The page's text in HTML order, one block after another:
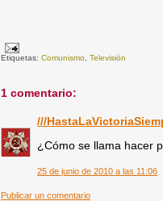
Etiquetas:Comunismo ,Televisión
1 comentario:
///
¿Cómo se llama hacer
25 de junio de 2010 a las 11:06
Publicar un comentario